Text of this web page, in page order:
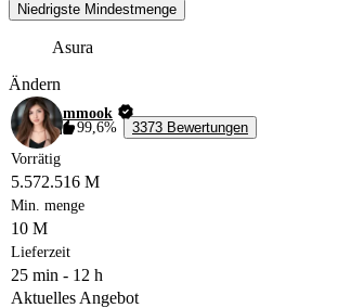
Niedrigste Mindestmenge
Asura
Ändern
mmook
99,6%
3373 Bewertungen
Vorrätig
5.572.516 M
Min. menge
10 M
Lieferzeit
25 min - 12 h
Aktuelles Angebot